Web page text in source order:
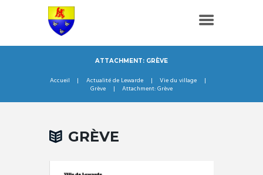
ATTACHMENT: GRÈVE
Accueil Actualité de Lewarde
Vie du village
Grève
Attachment: Grève
GRÈVE